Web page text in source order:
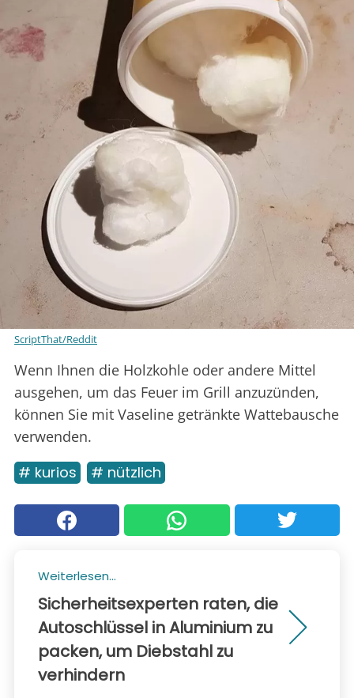
ScriptThat/Reddit
Wenn Ihnen die Holzkohle oder andere Mittel
ausgehen, um das Feuer im Grill anzuzünden,
können Sie mit Vaseline getränkte Wattebausche
verwenden.
# kurios # nützlich
Weiterlesen...
Sicherheitsexperten raten, die
Autoschlüssel in Aluminium zu
packen, um Diebstahl zu
verhindern